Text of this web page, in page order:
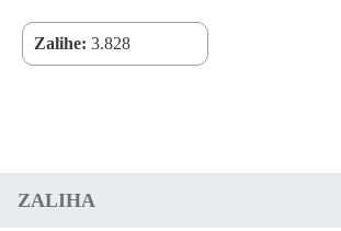
Zalihe: 3.828
ZALIHA